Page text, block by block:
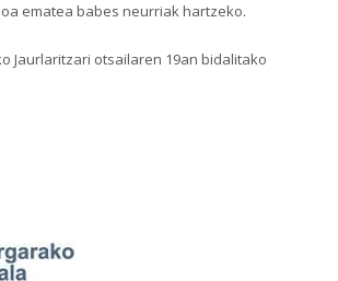
ematea babes neurriak hartzeko.
Jaurlaritzari otsailaren 19an bidalitako